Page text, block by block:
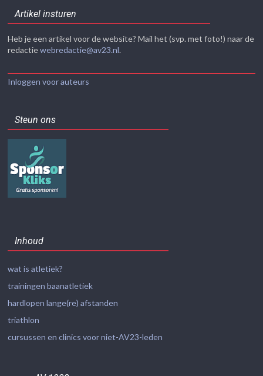
Artikel insturen
Heb je een artikel voor de website? Mail het (svp. met foto!) naar de
redactiewebredactie@av23.nl.
Inloggen voor auteurs
Steun ons
Inhoud
wat is atletiek?
trainingen baanatletiek
hardlopen lange(re) afstanden
triathlon
cursussen en clinics voor niet-AV23-leden